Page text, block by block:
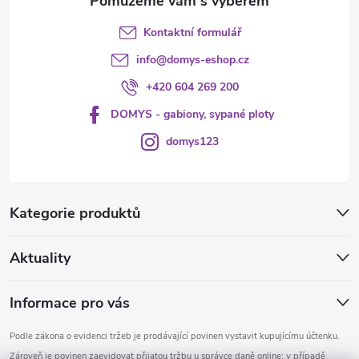
Kategorie produktů
Aktuality
Informace pro vás
Podle zákona o evidenci tržeb je prodávající povinen vystavit kupujícímu účtenku.
Zároveň je povinen zaevidovat přijatou tržbu u správce daně online; v případě
Kontaktní formulář
info@domys-eshop.cz
+420 604 269 200
DOMYS - gabiony, sypané ploty
domys123